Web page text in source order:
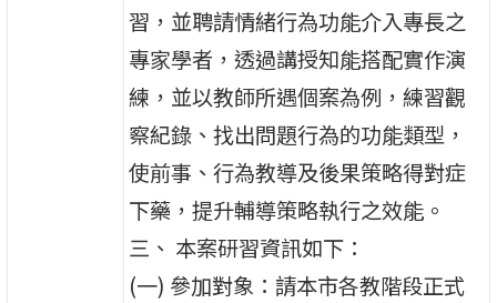
習，並聘請情緒行為功能介入專長之
專家學者，透過講授知能搭配實作演
練，並以教師所遇個案為例，練習觀
察紀錄、找出問題行為的功能類型，
使前事、行為教導及後果策略得對症
下藥，提升輔導策略執行之效能。
三、 本案研習資訊如下：
(一) 參加對象：請本市各教階段正式